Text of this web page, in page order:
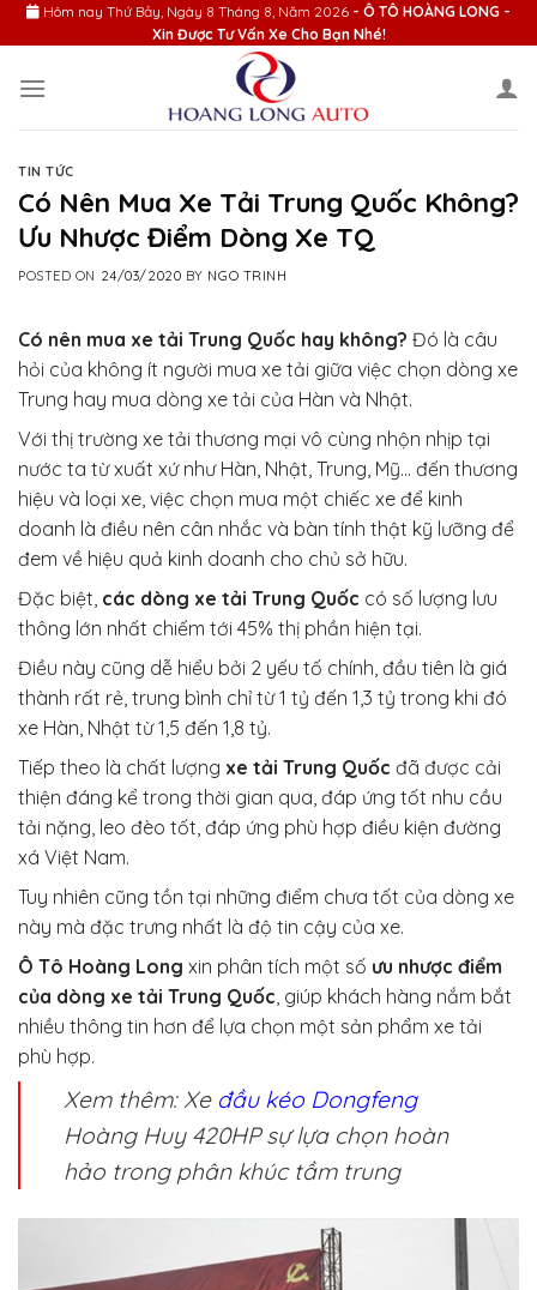
Skip
to
Hôm nay Thứ Bảy, Ngày 8 Tháng 8, Năm 2026 - Ô TÔ HOÀNG LONG -
Xin Được Tư Vấn Xe Cho Bạn Nhé!
TIN TỨC
Có Nên Mua Xe Tải Trung Quốc Không?
Ưu Nhược Điểm Dòng Xe TQ
POSTED ON 24/03/2020 BY NGO TRINH
Có nên mua xe tải Trung Quốc hay không? Đó là câu
hỏi của không ít người mua xe tải giữa việc chọn dòng xe
Trung hay mua dòng xe tải của Hàn và Nhật.
Với thị trường xe tải thương mại vô cùng nhộn nhịp tại
nước ta từ xuất xứ như Hàn, Nhật, Trung, Mỹ… đến thương
hiệu và loại xe, việc chọn mua một chiếc xe để kinh
doanh là điều nên cân nhắc và bàn tính thật kỹ lưỡng để
đem về hiệu quả kinh doanh cho chủ sở hữu.
Đặc biệt, các dòng xe tải Trung Quốc có số lượng lưu
thông lớn nhất chiếm tới 45% thị phần hiện tại.
Điều này cũng dễ hiểu bởi 2 yếu tố chính, đầu tiên là giá
thành rất rẻ, trung bình chỉ từ 1 tỷ đến 1,3 tỷ trong khi đó
xe Hàn, Nhật từ 1,5 đến 1,8 tỷ.
Tiếp theo là chất lượng xe tải Trung Quốc đã được cải
thiện đáng kể trong thời gian qua, đáp ứng tốt nhu cầu
tải nặng, leo đèo tốt, đáp ứng phù hợp điều kiện đường
xá Việt Nam.
Tuy nhiên cũng tồn tại những điểm chưa tốt của dòng xe
này mà đặc trưng nhất là độ tin cậy của xe.
Ô Tô Hoàng Long xin phân tích một số ưu nhược điểm
của dòng xe tải Trung Quốc , giúp khách hàng nắm bắt
nhiều thông tin hơn để lựa chọn một sản phẩm xe tải
phù hợp.
Xem thêm: Xe đầu kéo Dongfeng
Hoàng Huy 420HP sự lựa chọn hoàn
hảo trong phân khúc tầm trung